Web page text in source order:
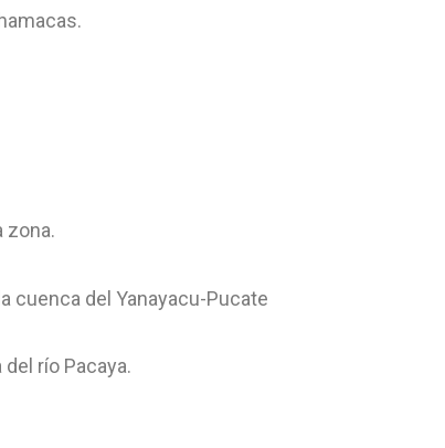
zona.
cuenca del Yanayacu-Pucate
río Pacaya.